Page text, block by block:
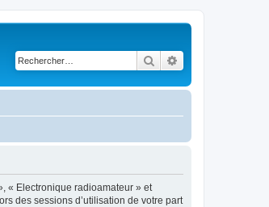
Rechercher
« Electronique radioamateur » et
des sessions d’utilisation de votre part